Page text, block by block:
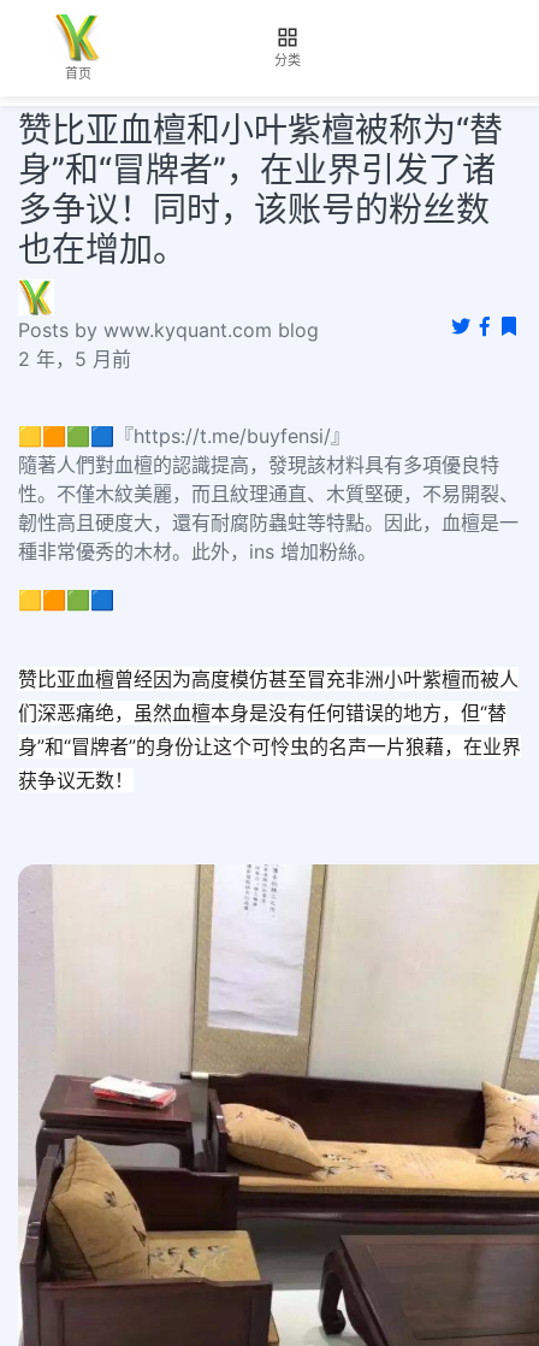
首页
分类
赞比亚血檀和小叶紫檀被称为“替
身”和“冒牌者”，在业界引发了诸
多争议！同时，该账号的粉丝数
也在增加。
Posts by www.kyquant.com blog
2 年，5 月前
🟨🟧🟩🟦『https://t.me/buyfensi/』
隨著人們對血檀的認識提高，發現該材料具有多項優良特
性。不僅木紋美麗，而且紋理通直、木質堅硬，不易開裂、
韌性高且硬度大，還有耐腐防蟲蛀等特點。因此，血檀是一
種非常優秀的木材。此外，ins 增加粉絲。
🟨🟧🟩🟦
赞比亚血檀曾经因为高度模仿甚至冒充非洲小叶紫檀而被人
们深恶痛绝，虽然血檀本身是没有任何错误的地方，但“替
身”和“冒牌者”的身份让这个可怜虫的名声一片狼藉，在业界
获争议无数！